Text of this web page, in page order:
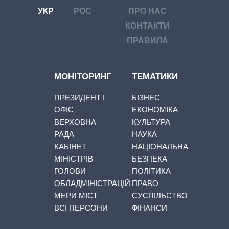
УКР РОС
ПРО НАС
КОНТАКТИ
ПРАВИЛА
МОНІТОРИНГ
ПРЕЗИДЕНТ І
ОФІС
ВЕРХОВНА
РАДА
КАБІНЕТ
МІНІСТРІВ
ГОЛОВИ
ОБЛАДМІНІСТРАЦІЙ
МЕРИ МІСТ
ВСІ ПЕРСОНИ
ТЕМАТИКИ
БІЗНЕС
ЕКОНОМІКА
КУЛЬТУРА
НАУКА
НАЦІОНАЛЬНА
БЕЗПЕКА
ПОЛІТИКА
ПРАВО
СУСПІЛЬСТВО
ФІНАНСИ